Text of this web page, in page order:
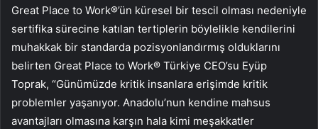
Great Place to Work®’ün küresel bir tescil olması nedeniyle
sertifika sürecine katılan tertiplerin böylelikle kendilerini
muhakkak bir standarda pozisyonlandırmış olduklarını
belirten Great Place to Work® Türkiye CEO’su Eyüp
Toprak, “Günümüzde kritik insanlara erişimde kritik
problemler yaşanıyor. Anadolu’nun kendine mahsus
avantajları olmasına karşın hala kimi meşakkatler